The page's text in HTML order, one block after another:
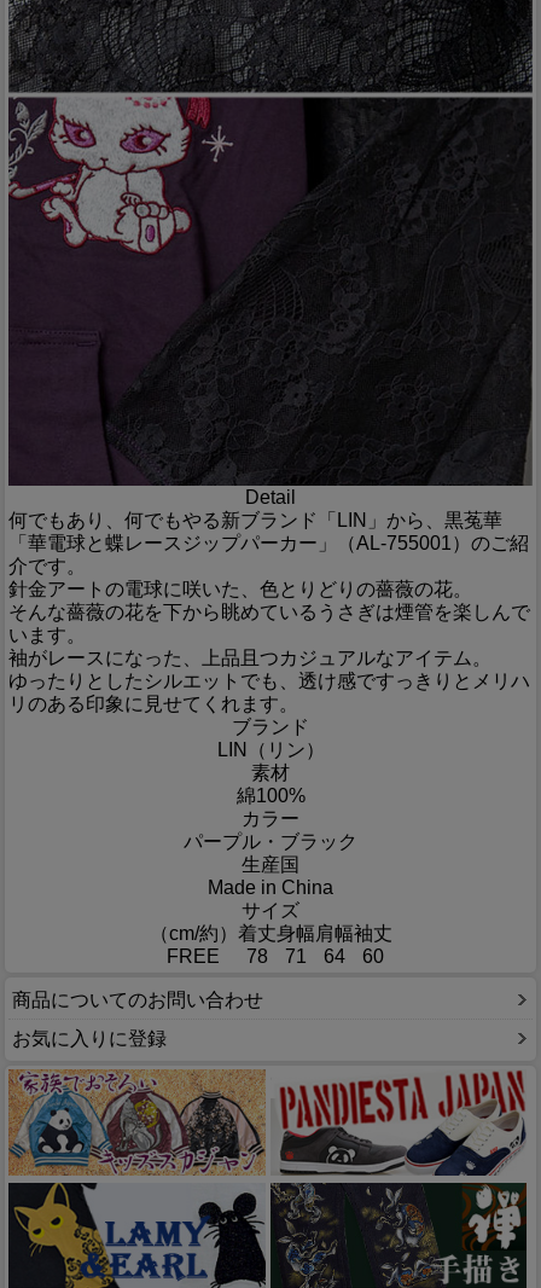
Detail
何でもあり、何でもやる新ブランド「LIN」から、黒菟華
「華電球と蝶レースジップパーカー」（AL-755001）のご紹
介です。
針金アートの電球に咲いた、色とりどりの薔薇の花。
そんな薔薇の花を下から眺めているうさぎは煙管を楽しんで
います。
袖がレースになった、上品且つカジュアルなアイテム。
ゆったりとしたシルエットでも、透け感ですっきりとメリハ
リのある印象に見せてくれます。
ブランド
LIN（リン）
素材
綿100%
カラー
パープル・ブラック
生産国
Made in China
サイズ
（cm/約） 着丈身幅肩幅袖丈
FREE
78 71 64 60
商品についてのお問い合わせ
お気に入りに登録